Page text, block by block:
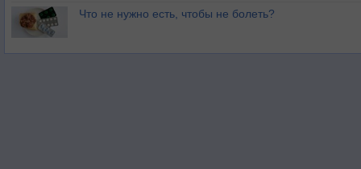
Что не нужно есть, чтобы не болеть?